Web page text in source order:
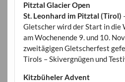
Pitztal Glacier Open
St. Leonhard im Pitztal (Tirol)
Gletscher wird der Start in
am Wochenende 9. und 10.
zweitägigen Gletscherfest
Tirols – Skivergnügen und
Kitzbüheler Advent